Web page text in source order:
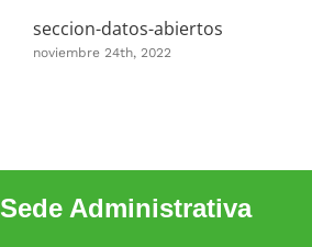
seccion-datos-abiertos
noviembre 24th, 2022
Sede Administrativa